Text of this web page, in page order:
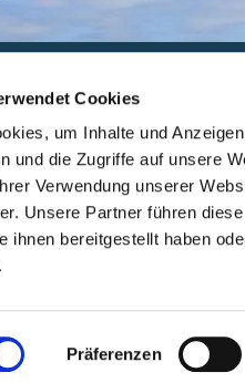
Cookies
um Inhalte und
und die Zugriffe auf unsere
Verwendung unserer
Unsere Partner führen
ihnen bereitgestellt haben
Präferenzen
- Bankverbindung: KD Bank (Bank für

Link zur Übersicht der